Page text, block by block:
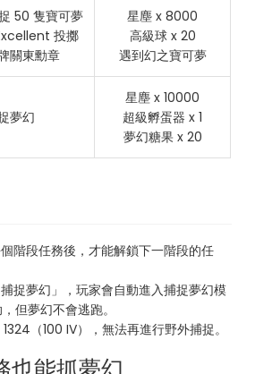
50 隻寶可夢
投擲
關東勳章
星塵 x 8000
高級球 x 20
遇到幻之寶可夢
夢幻
星塵 x 10000
超級孵蛋器 x 1
夢幻糖果 x 20
階段任務後，才能解鎖下一階段的任
捉夢幻」，玩家會自動進入捕捉夢幻模
但夢幻不會逃跑。
（100 IV），無法再進行野外捕捉。